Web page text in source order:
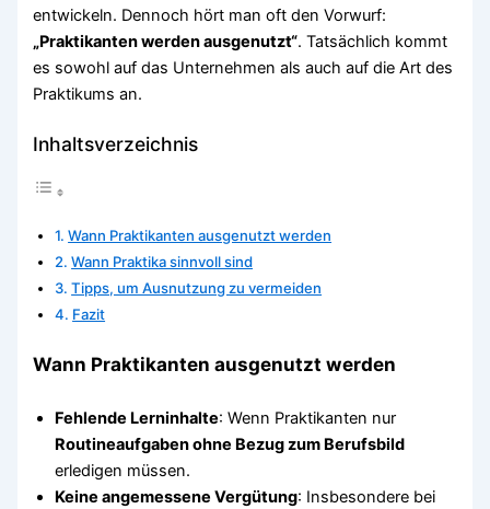
entwickeln. Dennoch hört man oft den Vorwurf:
„Praktikanten werden ausgenutzt“. Tatsächlich kommt
es sowohl auf das Unternehmen als auch auf die Art des
Praktikums an.
Inhaltsverzeichnis
Wann Praktikanten ausgenutzt werden
Wann Praktika sinnvoll sind
Tipps, um Ausnutzung zu vermeiden
Fazit
Wann Praktikanten ausgenutzt werden
Fehlende Lerninhalte: Wenn Praktikanten nur
Routineaufgaben ohne Bezug zum Berufsbild
erledigen müssen.
Keine angemessene Vergütung: Insbesondere bei